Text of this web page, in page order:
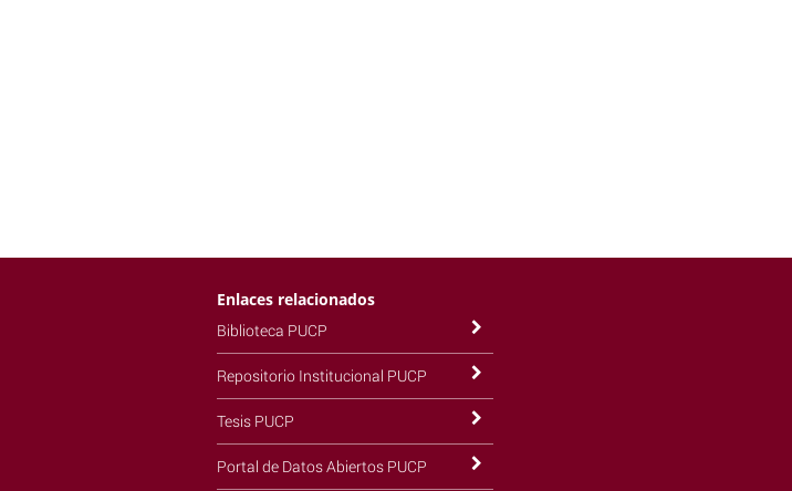
Enlaces relacionados
Biblioteca PUCP
Repositorio Institucional PUCP
Tesis PUCP
Portal de Datos Abiertos PUCP